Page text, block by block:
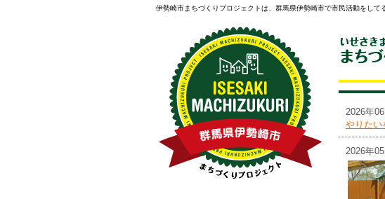
伊勢崎市まちづくりプロジェクトは、群馬県伊勢崎市で市民活動をして
2026年
やりたい
2026年